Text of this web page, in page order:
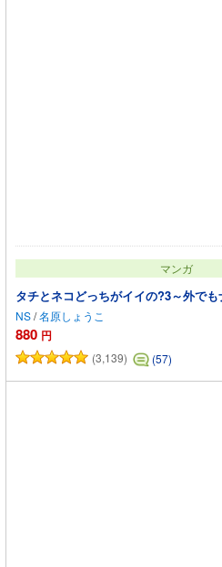
マンガ
タチとネコどっちがイイの?3～外で
NS/名原しょうこ
880 円
(3,139) (57)
カートに追加